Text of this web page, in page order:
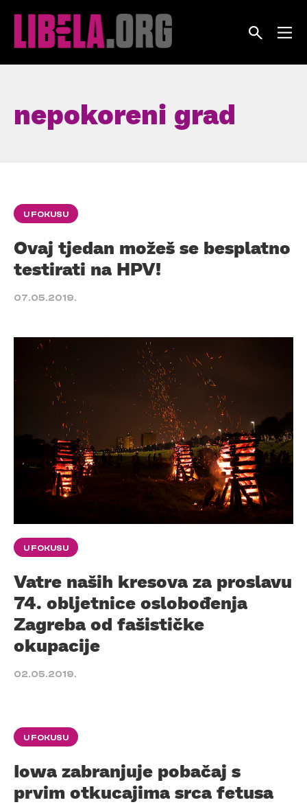
nepokoreni grad
U FOKUSU
Ovaj tjedan možeš se besplatno
testirati na HPV!
07.05.2019.
U FOKUSU
Vatre naših kresova za proslavu
74. obljetnice oslobođenja
Zagreba od fašističke
okupacije
02.05.2019.
U FOKUSU
Iowa zabranjuje pobačaj s
prvim otkucajima srca fetusa